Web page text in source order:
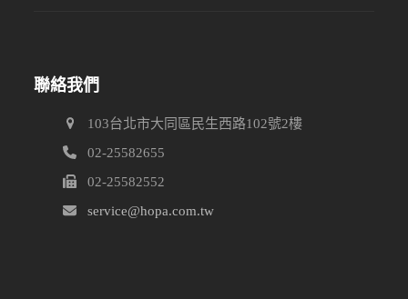
聯絡我們
103台北市大同區民生西路102號2樓
02-25582655
02-25582552
service@hopa.com.tw